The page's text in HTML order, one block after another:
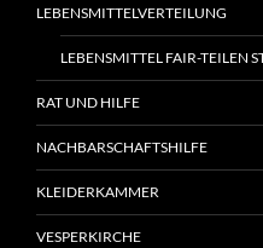
LEBENSMITTELVERTEILUNG
LEBENSMITTEL FAIR-TEILEN
RAT UND HILFE
NACHBARSCHAFTSHILFE
KLEIDERKAMMER
VESPERKIRCHE